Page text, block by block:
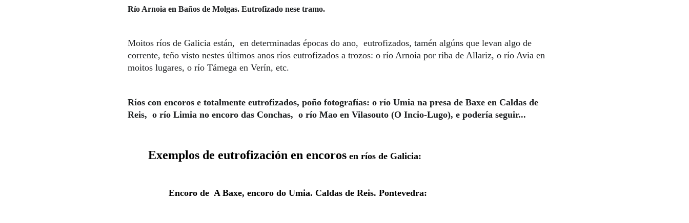
Río Arnoia en Baños de Molgas. Eutrofizado nese tramo.
Moitos ríos de Galicia están, en determinadas épocas do ano, eutrofizados, tamén algúns que levan algo de
corrente, teño visto nestes últimos anos ríos eutrofizados a trozos: o río Arnoia por riba de Allariz, o río Avia en
moitos lugares, o río Támega en Verín, etc.
Ríos con encoros e totalmente eutrofizados, poño fotografías: o río Umia na presa de Baxe en Caldas de
Reis, o río Limia no encoro das Conchas, o río Mao en Vilasouto (O Incio-Lugo), e podería seguir...
Exemplos de eutrofización en encorosen ríos de Galicia:
Encoro de A Baxe, encoro do Umia. Caldas de Reis. Pontevedra: